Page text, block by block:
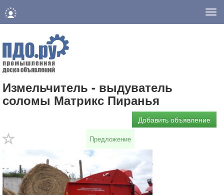
Измельчитель - выдуватель
соломы Матрикс Пиранья
Добавить объявление
Предложение